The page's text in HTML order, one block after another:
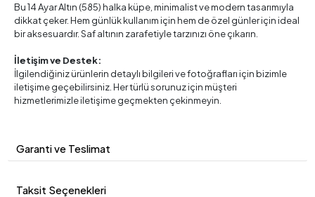
Bu 14 Ayar Altın (585) halka küpe, minimalist ve modern tasarımıyla
dikkat çeker. Hem günlük kullanım için hem de özel günler için ideal
bir aksesuardır. Saf altının zarafetiyle tarzınızı öne çıkarın.
İletişim ve Destek:
İlgilendiğiniz ürünlerin detaylı bilgileri ve fotoğrafları için bizimle
iletişime geçebilirsiniz. Her türlü sorunuz için müşteri
hizmetlerimizle iletişime geçmekten çekinmeyin.
Garanti ve Teslimat
Taksit Seçenekleri